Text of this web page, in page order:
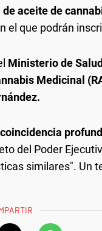
aceite de
el que podrán
Ministerio de Salud
Medicinal
del Poder
similares". Un